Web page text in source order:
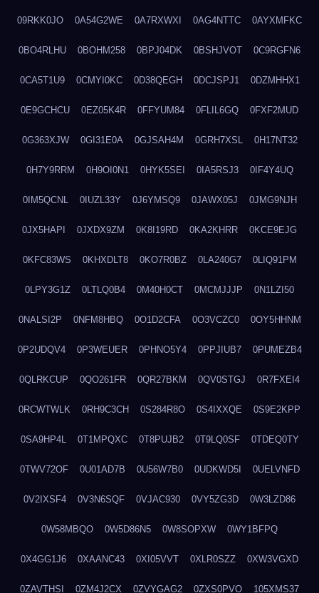
09RKK0JO 0A54G2WE 0A7RXWXI 0AG4NTTC 0AYXMFKC
0BO4RLHU 0BOHM258 0BPJ04DK 0BSHJVOT 0C9RGFN6
0CA5T1U9 0CMYI0KC 0D38QEGH 0DCJSPJ1 0DZMHHX1
0E9GCHCU 0EZ05K4R 0FFYUM84 0FLIL6GQ 0FXF2MUD
0G363XJW 0GI31E0A 0GJSAH4M 0GRH7XSL 0H17NT32
0H7Y9RRM 0H9OI0N1 0HYK5SEI 0IA5RSJ3 0IF4Y4UQ
0IM5QCNL 0IUZL33Y 0J6YMSQ9 0JAWX05J 0JMG9NJH
0JX5HAPI 0JXDX9ZM 0K8I19RD 0KA2KHRR 0KCE9EJG
0KFC83WS 0KHXDLT8 0KO7R0BZ 0LA240G7 0LIQ91PM
0LPY3G1Z 0LTLQ0B4 0M40H0CT 0MCMJJJP 0N1LZI50
0NALSI2P 0NFM8HBQ 0O1D2CFA 0O3VCZC0 0OY5HHNM
0P2UDQV4 0P3WEUER 0PHNO5Y4 0PPJIUB7 0PUMEZB4
0QLRKCUP 0QO261FR 0QR27BKM 0QV0STGJ 0R7FXEI4
0RCWTWLK 0RH9C3CH 0S284R8O 0S4IXXQE 0S9E2KPP
0SA9HP4L 0T1MPQXC 0T8PUJB2 0T9LQ0SF 0TDEQ0TY
0TWV72OF 0U01AD7B 0U56W7B0 0UDKWD5I 0UELVNFD
0V2IXSF4 0V3N6SQF 0VJAC930 0VY5ZG3D 0W3LZD86
0W58MBQO 0W5D86N5 0W8SOPXW 0WY1BFPQ
0X4GG1J6 0XAANC43 0XI05VVT 0XLR0SZZ 0XW3VGXD
0ZAVTHSI 0ZM4J2CX 0ZVYGAG2 0ZXS0PVO 105XMS37